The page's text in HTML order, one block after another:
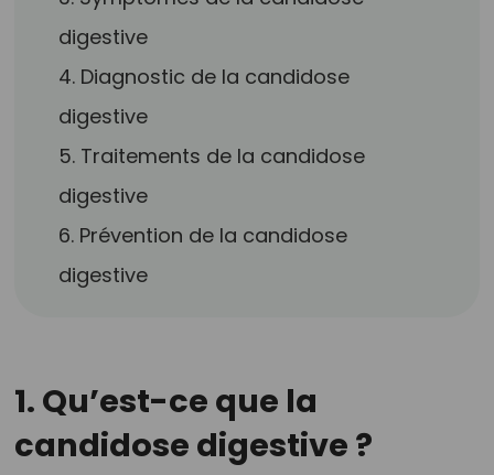
digestive
4. Diagnostic de la candidose
digestive
5. Traitements de la candidose
digestive
6. Prévention de la candidose
digestive
1. Qu’est-ce que la
candidose digestive ?